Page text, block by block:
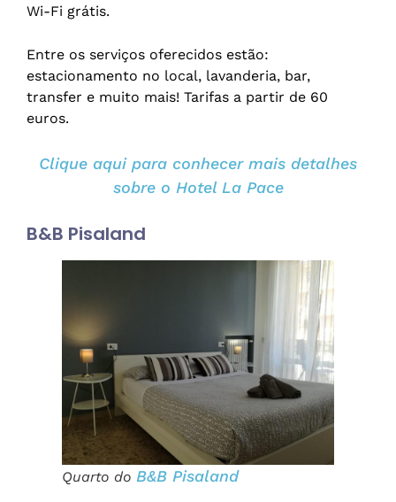
Wi-Fi grátis.
Entre os serviços oferecidos estão:
estacionamento no local, lavanderia, bar,
transfer e muito mais! Tarifas a partir de 60
euros.
Clique aqui para conhecer mais detalhes
sobre o Hotel La Pace
B&B Pisaland
Quarto do B&B Pisaland